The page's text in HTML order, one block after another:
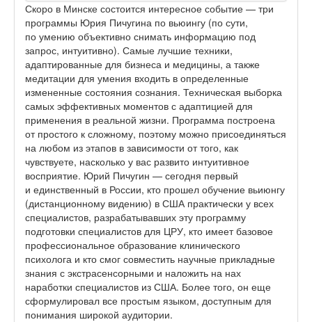
Скоро в Минске состоится интересное событие — три
программы Юрия Пичугина по вьюингу (по сути,
по умению объективно снимать информацию под
запрос, интуитивно). Самые лучшие техники,
адаптированные для бизнеса и медицины, а также
медитации для умения входить в определенные
измененные состояния сознания. Техническая выборка
самых эффективных моментов с адаптицией для
применения в реальной жизни. Программа построена
от простого к сложному, поэтому можно присоединяться
на любом из этапов в зависимости от того, как
чувствуете, насколько у вас развито интуитивное
восприятие. Юрий Пичугин — сегодня первый
и единственный в России, кто прошел обучение вьиюнгу
(дистанционному видению) в США практически у всех
специалистов, разрабатывавших эту программу
подготовки специалистов для ЦРУ, кто имеет базовое
профессиональное образование клинического
психолога и кто смог совместить научные прикладные
знания с экстрасенсорными и наложить на нах
наработки специалистов из США. Более того, он еще
сформулировал все простым языком, доступным для
понимания широкой аудитории.